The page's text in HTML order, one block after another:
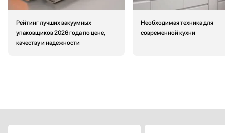
Рейтинг лучших вакуумных
упаковщиков 2026 года по цене,
качеству и надежности
Необходимая техника для
современной кухни